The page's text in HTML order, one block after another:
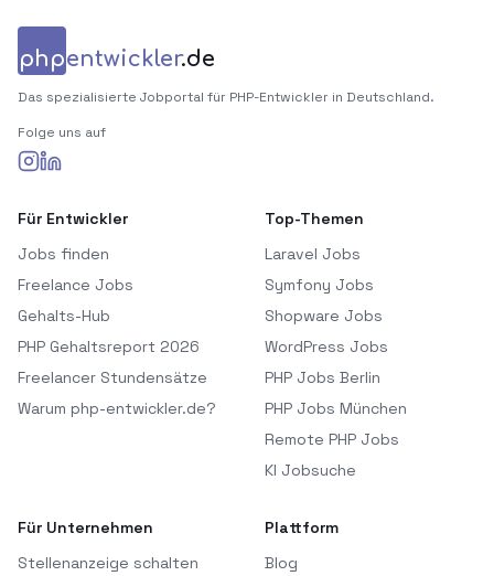
phpentwickler.de
Das spezialisierte Jobportal für PHP-Entwickler in Deutschland.
Folge uns auf
Für Entwickler
Jobs finden
Freelance Jobs
Gehalts-Hub
PHP Gehaltsreport 2026
Freelancer Stundensätze
Warum php-entwickler.de?
Top-Themen
Laravel Jobs
Symfony Jobs
Shopware Jobs
WordPress Jobs
PHP Jobs Berlin
PHP Jobs München
Remote PHP Jobs
KI Jobsuche
Für Unternehmen
Stellenanzeige schalten
Plattform
Blog